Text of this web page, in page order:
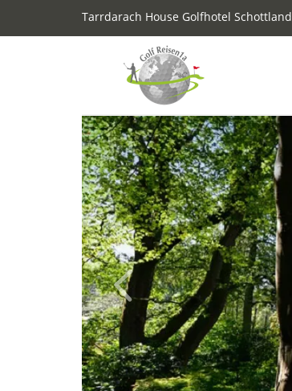
Tarrdarach House Golfhotel Schottland
Previous